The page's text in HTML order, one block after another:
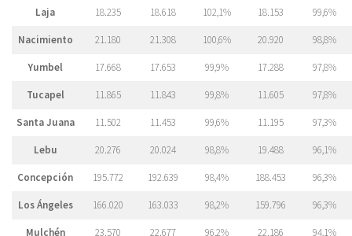
Laja 18.235 18.618 102,1% 18.153 99,6%
Nacimiento 21.180 21.308 100,6% 20.920 98,8%
Yumbel 17.668 17.653 99,9% 17.288 97,8%
Tucapel 11.865 11.843 99,8% 11.605 97,8%
Santa Juana 11.502 11.453 99,6% 11.195 97,3%
Lebu 20.276 20.024 98,8% 19.488 96,1%
Concepción 195.772 192.639 98,4% 188.453 96,3%
Los Ángeles 166.020 163.033 98,2% 159.796 96,3%
Mulchén 23.570 22.677 96,2% 22.186 94,1%